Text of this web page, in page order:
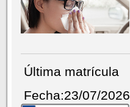
Última matrícula
Fecha:23/07/2026